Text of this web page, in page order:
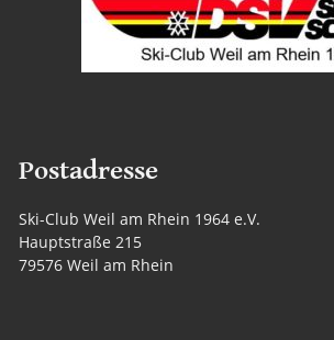
Postadresse
Ski-Club Weil am Rhein 1964 e.V.
Hauptstraße 215
79576 Weil am Rhein